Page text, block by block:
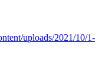
uploads/2021/10/1-